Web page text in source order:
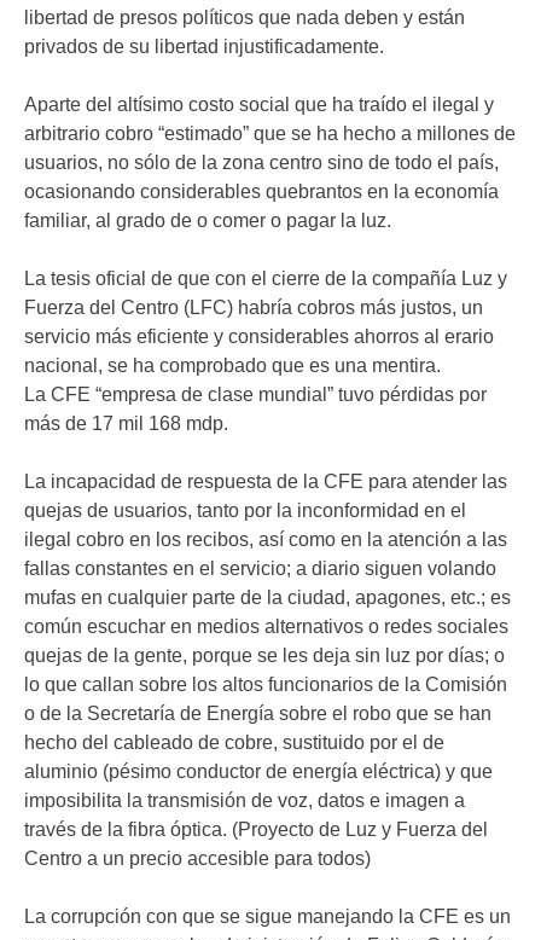
libertad de presos políticos que nada deben y están
privados de su libertad injustificadamente.
Aparte del altísimo costo social que ha traído el ilegal y
arbitrario cobro “estimado” que se ha hecho a millones de
usuarios, no sólo de la zona centro sino de todo el país,
ocasionando considerables quebrantos en la economía
familiar, al grado de o comer o pagar la luz.
La tesis oficial de que con el cierre de la compañía Luz y
Fuerza del Centro (LFC) habría cobros más justos, un
servicio más eficiente y considerables ahorros al erario
nacional, se ha comprobado que es una mentira.
La CFE “empresa de clase mundial” tuvo pérdidas por
más de 17 mil 168 mdp.
La incapacidad de respuesta de la CFE para atender las
quejas de usuarios, tanto por la inconformidad en el
ilegal cobro en los recibos, así como en la atención a las
fallas constantes en el servicio; a diario siguen volando
mufas en cualquier parte de la ciudad, apagones, etc.; es
común escuchar en medios alternativos o redes sociales
quejas de la gente, porque se les deja sin luz por días; o
lo que callan sobre los altos funcionarios de la Comisión
o de la Secretaría de Energía sobre el robo que se han
hecho del cableado de cobre, sustituido por el de
aluminio (pésimo conductor de energía eléctrica) y que
imposibilita la transmisión de voz, datos e imagen a
través de la fibra óptica. (Proyecto de Luz y Fuerza del
Centro a un precio accesible para todos)
La corrupción con que se sigue manejando la CFE es un